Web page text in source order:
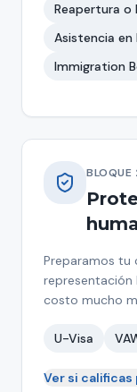
Reapertura o
Asistencia
Immigration
Preparamos tu
representación
costo mucho
U-Visa
Ver si calificas